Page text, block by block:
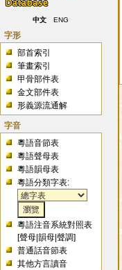
中文 ENG
字形
部首索引
筆畫索引
甲骨部件表
金文部件表
形義源流通解
字音
粵語音節表
粵語聲母表
粵語韻母表
粵語分類字表:
粵語注音系統對照表
[聲母 |韻母 |聲調]
普通話音節表
其他方言讀音